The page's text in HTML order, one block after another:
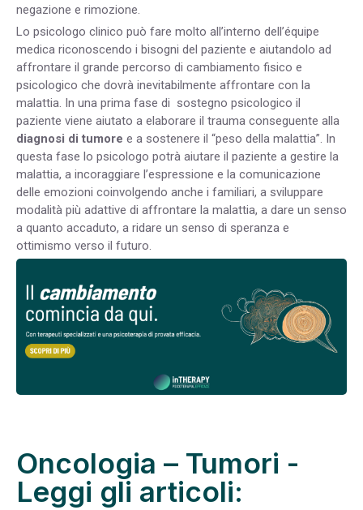
negazione e rimozione.
Lo psicologo clinico può fare molto all’interno dell’équipe
medica riconoscendo i bisogni del paziente e aiutandolo ad
affrontare il grande percorso di cambiamento fisico e
psicologico che dovrà inevitabilmente affrontare con la
malattia. In una prima fase di sostegno psicologico il
paziente viene aiutato a elaborare il trauma conseguente alla
diagnosi di tumore e a sostenere il “peso della malattia”. In
questa fase lo psicologo potrà aiutare il paziente a gestire la
malattia, a incoraggiare l’espressione e la comunicazione
delle emozioni coinvolgendo anche i familiari, a sviluppare
modalità più adattive di affrontare la malattia, a dare un senso
a quanto accaduto, a ridare un senso di speranza e
ottimismo verso il futuro.
Oncologia – Tumori -
Leggi gli articoli: